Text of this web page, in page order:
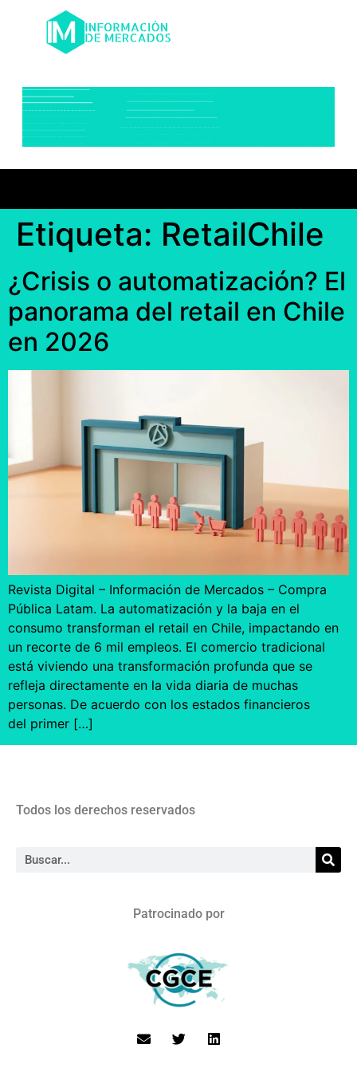
Etiqueta: RetailChile
¿Crisis o automatización? El
panorama del retail en Chile
en 2026
Revista Digital – Información de Mercados – Compra
Pública Latam. La automatización y la baja en el
consumo transforman el retail en Chile, impactando en
un recorte de 6 mil empleos. El comercio tradicional
está viviendo una transformación profunda que se
refleja directamente en la vida diaria de muchas
personas. De acuerdo con los estados financieros
del primer […]
Todos los derechos reservados
Patrocinado por